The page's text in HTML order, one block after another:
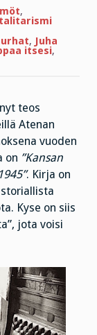
,
, Juha
itsesi,
teos
Atenan
vuoden
on ”Kansan
. Kirja on
Kyse on siis
jota voisi